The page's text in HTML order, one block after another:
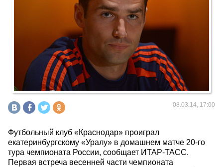
08.03.14, 17:00
Футбольный клуб «Краснодар» проиграл
екатеринбургскому «Уралу» в домашнем матче 20-го
тура чемпионата России, сообщает ИТАР-ТАСС.
Первая встреча весенней части чемпионата